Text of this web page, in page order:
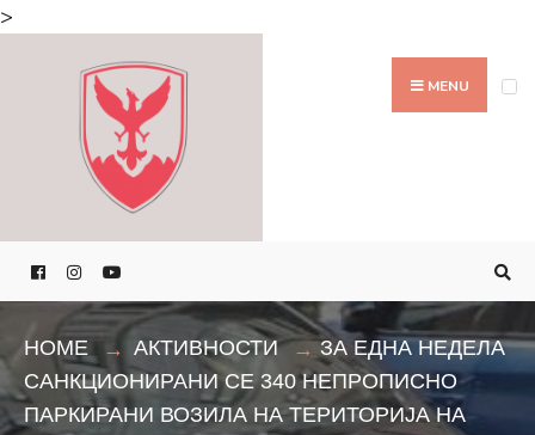
>
MENU
HOME АКТИВНОСТИ
ЗА ЕДНА НЕДЕЛА
САНКЦИОНИРАНИ СЕ 340 НЕПРОПИСНО
ПАРКИРАНИ ВОЗИЛА НА ТЕРИТОРИЈА НА